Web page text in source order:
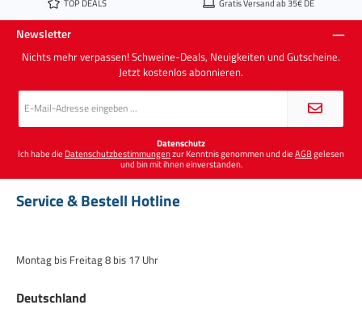
Newsletter
Nichts mehr verpassen! Schweine-Deals, Neuigkeiten und Gutscheine.
Jetzt kostenlos abonnieren.
E-
Mail-
*
Datenschutz
Ich habe die Datenschutzbestimmungenzur Kenntnis genommen und dieAGBgelesen
und bin mit ihnen einverstanden.
Service & Bestell Hotline
Montag bis Freitag 8 bis 17 Uhr
Deutschland